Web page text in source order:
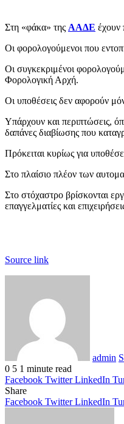
Στη «φάκα» της ΑΑΔΕ έχουν
Οι φορολογούμενοι που
Οι συγκεκριμένοι
Φορολογική Αρχή.
Οι υποθέσεις δεν αφορούν
Υπάρχουν και περιπτώσεις,
δαπάνες διαβίωσης που
Πρόκειται κυρίως για
Στο πλαίσιο πλέον των
Στο στόχαστρο βρίσκονται
επαγγελματίες και
Source link
admin
0 5 1 minute read
Facebook Twitter LinkedIn
Share
Facebook Twitter LinkedIn